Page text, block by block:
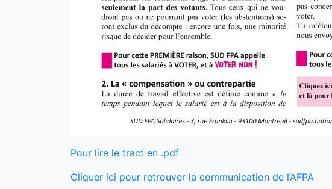
Pour lire le tract en .pdf
Cliquer ici pour retrouver la communication de l’AFPA